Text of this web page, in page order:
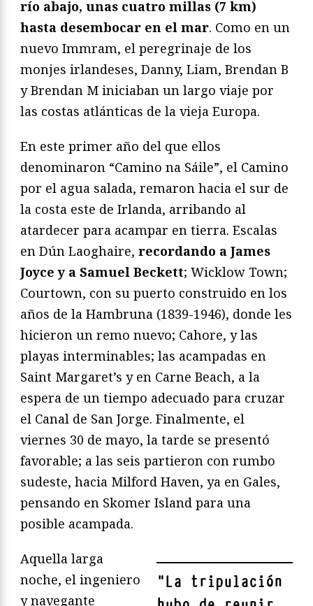
río abajo, unas cuatro millas (7 km)
hasta desembocar en el mar. Como en un
nuevo Immram, el peregrinaje de los
monjes irlandeses, Danny, Liam, Brendan B
y Brendan M iniciaban un largo viaje por
las costas atlánticas de la vieja Europa.
En este primer año del que ellos
denominaron “Camino na Sáile”, el Camino
por el agua salada, remaron hacia el sur de
la costa este de Irlanda, arribando al
atardecer para acampar en tierra. Escalas
en Dún Laoghaire, recordando a James
Joyce y a Samuel Beckett; Wicklow Town;
Courtown, con su puerto construido en los
años de la Hambruna (1839-1946), donde les
hicieron un remo nuevo; Cahore, y las
playas interminables; las acampadas en
Saint Margaret’s y en Carne Beach, a la
espera de un tiempo adecuado para cruzar
el Canal de San Jorge. Finalmente, el
viernes 30 de mayo, la tarde se presentó
favorable; a las seis partieron con rumbo
sudeste, hacia Milford Haven, ya en Gales,
pensando en Skomer Island para una
posible acampada.
"La tripulación
Aquella larga
noche, el ingeniero
y navegante